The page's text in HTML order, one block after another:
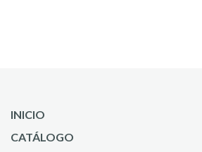
INICIO
CATÁLOGO